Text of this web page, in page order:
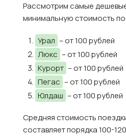
Рассмотрим самые
минимальную стоимость
Урал – от 100 рублей
Люкс – от 100 рублей
Курорт – от 100 рублей
Пегас – от 100 рублей
Юлдаш – от 100 рублей
Средняя стоимость
составляет порядка 100-